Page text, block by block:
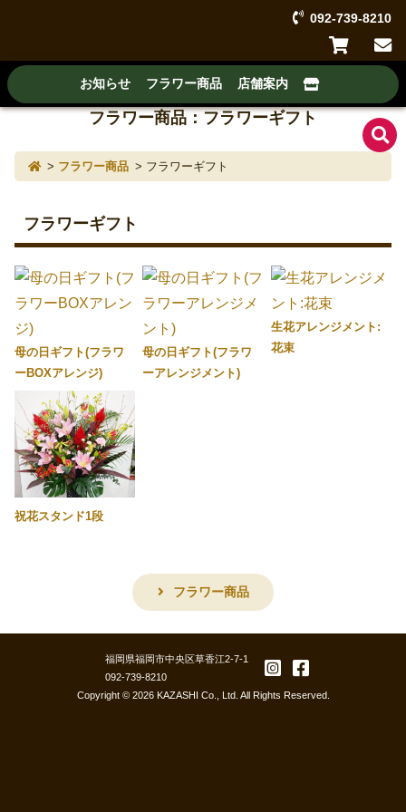
フラワーショップ ボタニカルスタイ
092-739-8210
お知らせ フラワー商品 店舗案内
フラワー商品：フラワーギフト
フラワー商品 フラワーギフト
フラワーギフト
母の日ギフト(フラワ
ーBOXアレンジ)
母の日ギフト(フラワ
ーアレンジメント)
生花アレンジメント:
花束
祝花スタンド1段
フラワー商品
フラワーショップ ボタニカルスタイル ク
福岡県福岡市中央区草香江2-7-1
092-739-8210
Copyright © 2026 KAZASHI Co., Ltd. All Rights Reserved.